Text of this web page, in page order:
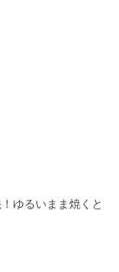
ゆるいまま焼くと